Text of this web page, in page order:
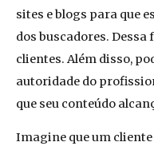
sites e blogs para que
dos buscadores.
clientes. Além disso,
autoridade do
que seu conteúdo
Imagine que um